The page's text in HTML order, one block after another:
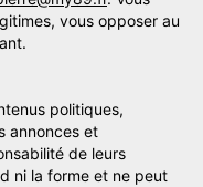
vous opposer au
politiques,
annonces et
de leurs
ni la forme et ne peut